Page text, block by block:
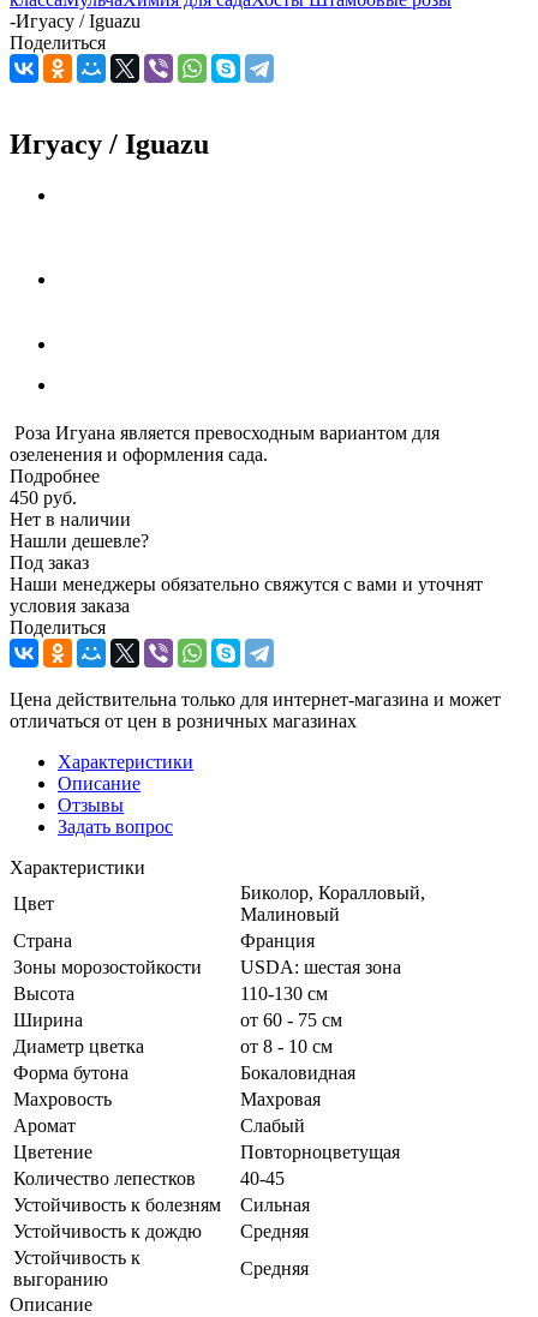
-Игуасу / Iguazu
Поделиться
Игуасу / Iguazu
Роза Игуана является превосходным вариантом для
озеленения и оформления сада.
Подробнее
450 руб.
Нет в наличии
Нашли дешевле?
Под заказ
Наши менеджеры обязательно свяжутся с вами и уточнят
условия заказа
Поделиться
Цена действительна только для интернет-магазина и может
отличаться от цен в розничных магазинах
Характеристики
Описание
Отзывы
Задать вопрос
Характеристики
Цвет
Биколор, Коралловый,
Малиновый
Страна
Франция
Зоны морозостойкости
USDA: шестая зона
Высота
110-130 см
Ширина
от 60 - 75 см
Диаметр цветка
от 8 - 10 см
Форма бутона
Бокаловидная
Махровость
Махровая
Аромат
Слабый
Цветение
Повторноцветущая
Количество лепестков
40-45
Устойчивость к болезням
Сильная
Устойчивость к дождю
Средняя
Устойчивость к
выгоранию
Средняя
Описание